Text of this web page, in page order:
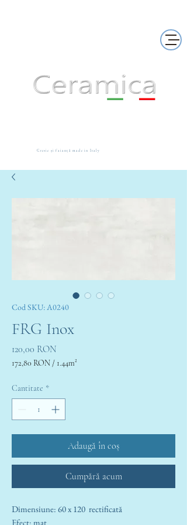
Gresie și faianță made in Italy
Cod SKU: A0240
FRG Inox
120,00 RON
172,80 RON / 1.44m²
per
1.44
meters
Cantitate *
Adaugă în coș
Cumpără acum
Dimensiune: 60 x 120 rectificată
Efect: mat